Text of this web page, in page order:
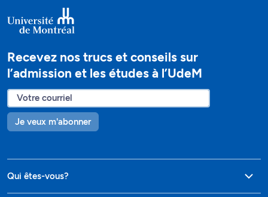
Recevez nos trucs et conseils sur
l’admission et les études à l’UdeM
Je veux m'abonner
Qui êtes-vous?